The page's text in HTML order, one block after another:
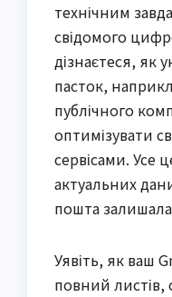
технічним
свідомого
дізнаєтеся, як
пасток,
публічного
оптимізувати
сервісами. Усе
актуальних
пошта
Уявіть, як ваш
повний листів,